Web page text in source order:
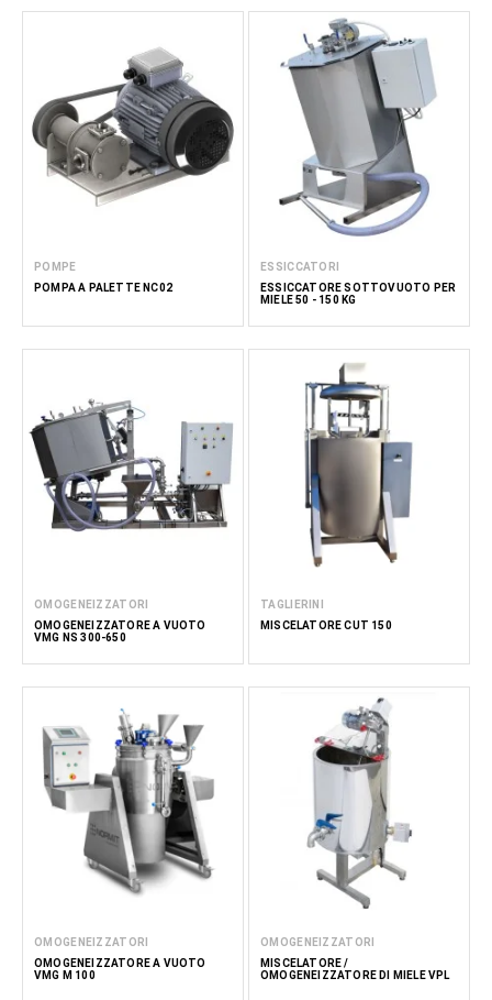
POMPE
POMPA A PALETTE NC02
ESSICCATORI
ESSICCATORE SOTTOVUOTO PER
MIELE 50 - 150 KG
OMOGENEIZZATORI
OMOGENEIZZATORE A VUOTO
VMG NS 300-650
TAGLIERINI
MISCELATORE CUT 150
OMOGENEIZZATORI
OMOGENEIZZATORE A VUOTO
VMG M 100
OMOGENEIZZATORI
MISCELATORE /
OMOGENEIZZATORE DI MIELE VPL